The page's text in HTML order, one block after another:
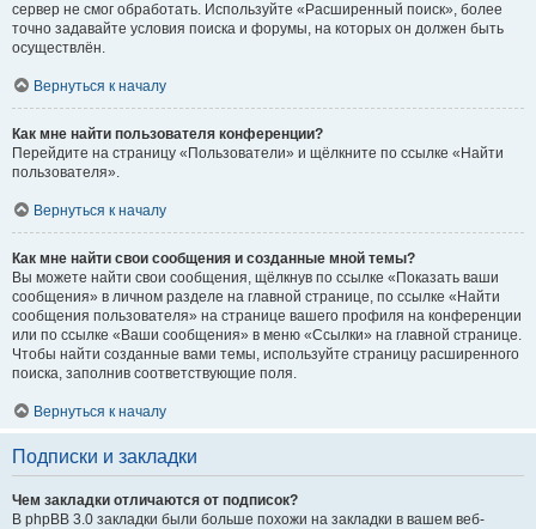
сервер не смог обработать. Используйте «Расширенный поиск», более
точно задавайте условия поиска и форумы, на которых он должен быть
осуществлён.
Вернуться к началу
Как мне найти пользователя конференции?
Перейдите на страницу «Пользователи» и щёлкните по ссылке «Найти
пользователя».
Вернуться к началу
Как мне найти свои сообщения и созданные мной темы?
Вы можете найти свои сообщения, щёлкнув по ссылке «Показать ваши
сообщения» в личном разделе на главной странице, по ссылке «Найти
сообщения пользователя» на странице вашего профиля на конференции
или по ссылке «Ваши сообщения» в меню «Ссылки» на главной странице.
Чтобы найти созданные вами темы, используйте страницу расширенного
поиска, заполнив соответствующие поля.
Вернуться к началу
Подписки и закладки
Чем закладки отличаются от подписок?
В phpBB 3.0 закладки были больше похожи на закладки в вашем веб-